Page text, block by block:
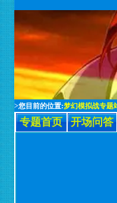
>您目前的位置:梦幻模拟战专题
专题首页 开场问答